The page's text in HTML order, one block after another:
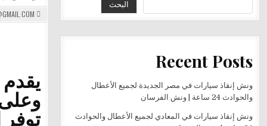
البحث
Recent Posts
ونش إنقاذ سيارات في مصر الجديدة لجميع الأعطال
والحوادث 24 ساعة | ونش الفرسان
ونش إنقاذ سيارات في المعادي لجميع الأعطال والحوادث